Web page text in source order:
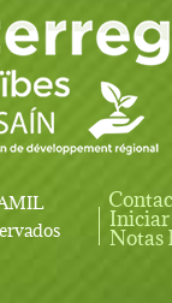
User
Iniciar
Notas